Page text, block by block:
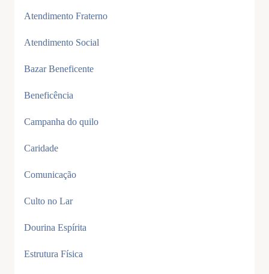
Atendimento Fraterno
Atendimento Social
Bazar Beneficente
Beneficência
Campanha do quilo
Caridade
Comunicação
Culto no Lar
Dourina Espírita
Estrutura Física